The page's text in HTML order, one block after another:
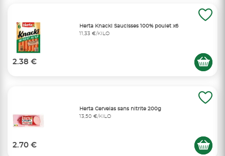
Herta Knacki Saucisses 100% poulet x6
11,33 €/KILO
2.38 €
Herta Cervelas sans nitrite 200g
13,50 €/KILO
2.70 €